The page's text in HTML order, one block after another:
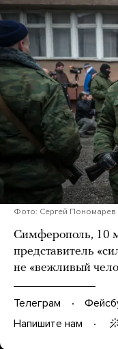
Фото: Сергей Пономарев
Симферополь, 10
представитель
не «вежливый
Телеграм
Напишите нам